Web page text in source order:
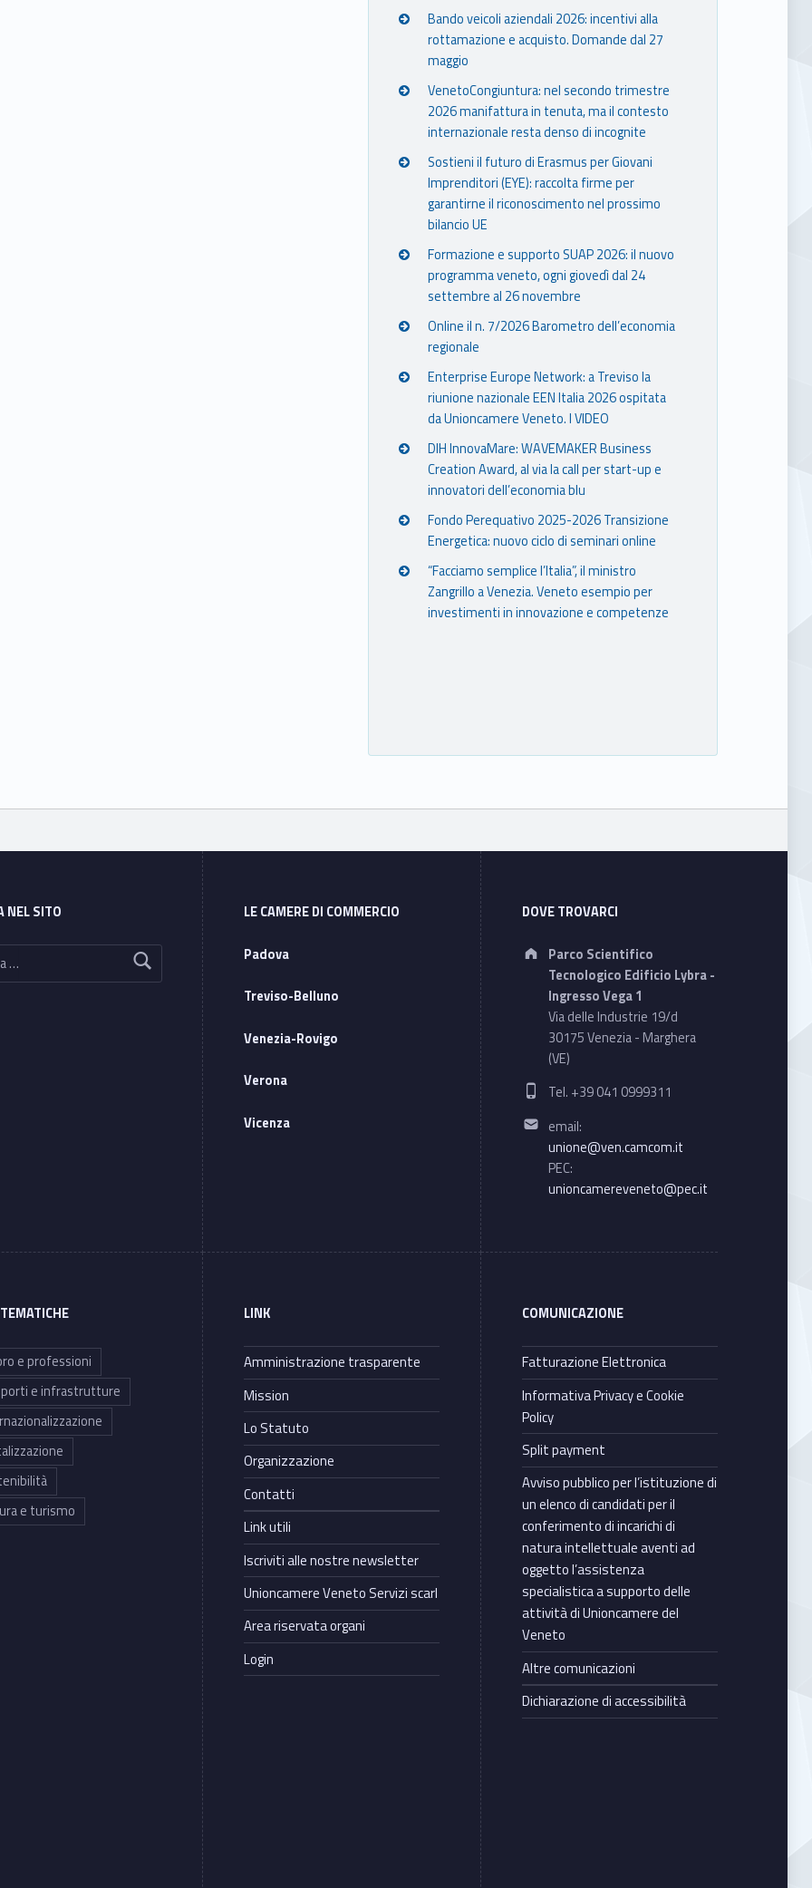
Bando veicoli aziendali 2026: incentivi alla
rottamazione e acquisto. Domande dal 27
maggio
VenetoCongiuntura: nel secondo trimestre
2026 manifattura in tenuta, ma il contesto
internazionale resta denso di incognite
Sostieni il futuro di Erasmus per Giovani
Imprenditori (EYE): raccolta firme per
garantirne il riconoscimento nel prossimo
bilancio UE
Formazione e supporto SUAP 2026: il nuovo
programma veneto, ogni giovedì dal 24
settembre al 26 novembre
Online il n. 7/2026 Barometro dell’economia
regionale
Enterprise Europe Network: a Treviso la
riunione nazionale EEN Italia 2026 ospitata
da Unioncamere Veneto. I VIDEO
DIH InnovaMare: WAVEMAKER Business
Creation Award, al via la call per start-up e
innovatori dell’economia blu
Fondo Perequativo 2025-2026 Transizione
Energetica: nuovo ciclo di seminari online
“Facciamo semplice l’Italia”, il ministro
Zangrillo a Venezia. Veneto esempio per
investimenti in innovazione e competenze
NEL SITO
LE CAMERE DI COMMERCIO
Padova
Treviso-Belluno
Venezia-Rovigo
Verona
Vicenza
DOVE TROVARCI
Address:
Parco Scientifico
Tecnologico Edificio Lybra -
Ingresso Vega 1
Via delle Industrie 19/d
30175 Venezia - Marghera
(VE)
Phone number:
Tel. +39 041 0999311
Email address:
email:
unione@ven.camcom.it
PEC:
unioncamereveneto@pec.it
e professioni
e infrastrutture
e turismo
LINK
Amministrazione trasparente
Mission
Lo Statuto
Organizzazione
Contatti
Link utili
Iscriviti alle nostre newsletter
Unioncamere Veneto Servizi scarl
Area riservata organi
Login
COMUNICAZIONE
Fatturazione Elettronica
Informativa Privacy e Cookie
Policy
Split payment
Avviso pubblico per l’istituzione di
un elenco di candidati per il
conferimento di incarichi di
natura intellettuale aventi ad
oggetto l’assistenza
specialistica a supporto delle
attività di Unioncamere del
Veneto
Altre comunicazioni
Dichiarazione di accessibilità